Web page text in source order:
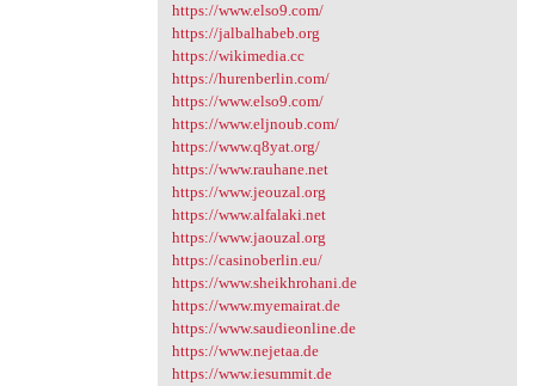
https://www.elso9.com/
https://jalbalhabeb.org
https://wikimedia.cc
https://hurenberlin.com/
https://www.elso9.com/
https://www.eljnoub.com/
https://www.q8yat.org/
https://www.rauhane.net
https://www.jeouzal.org
https://www.alfalaki.net
https://www.jaouzal.org
https://casinoberlin.eu/
https://www.sheikhrohani.de
https://www.myemairat.de
https://www.saudieonline.de
https://www.nejetaa.de
https://www.iesummit.de